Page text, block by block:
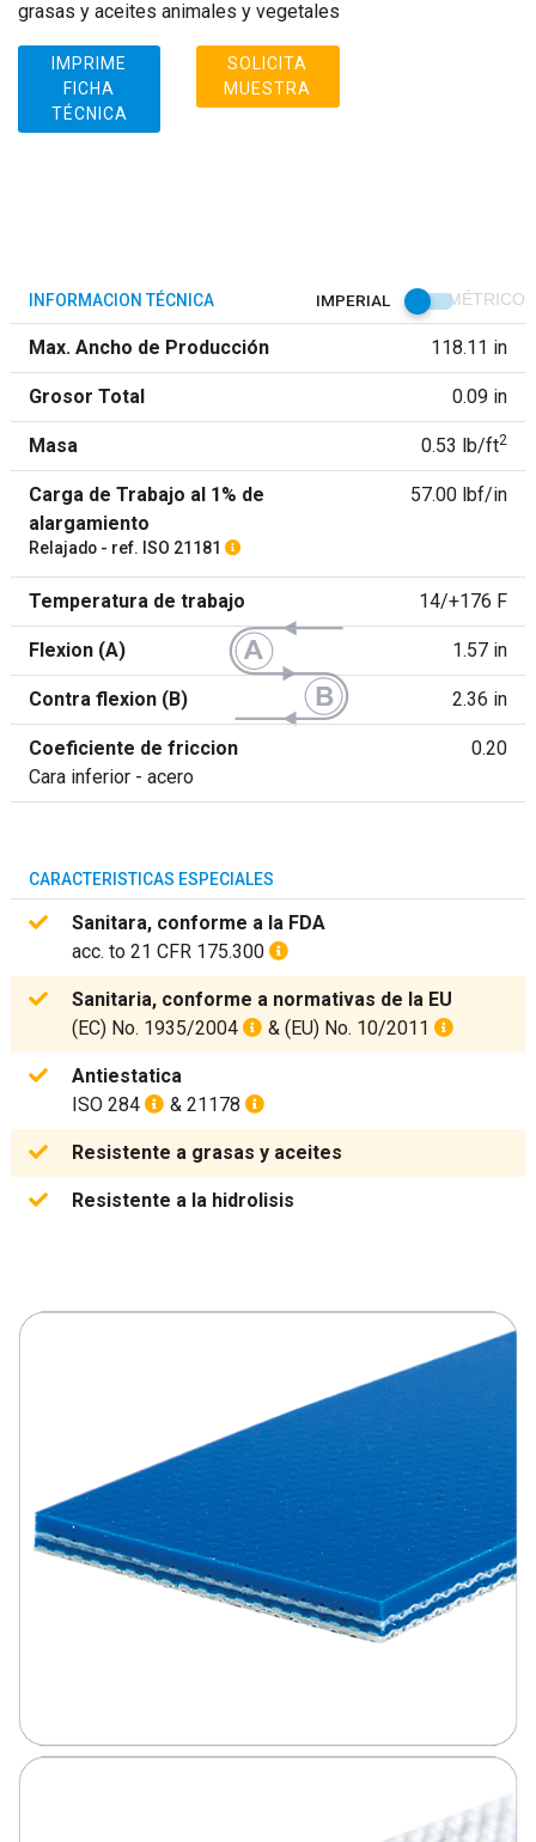
grasas y aceites animales y vegetales
IMPRIME
FICHA
TÉCNICA
SOLICITA
MUESTRA
INFORMACION TÉCNICA IMPERIAL MÉTRICO
Max. Ancho de Producción 118.11 in
Grosor Total 0.09 in
Masa 0.53 lb/ft2
Carga de Trabajo al 1% de
alargamiento
Relajado - ref. ISO 21181
57.00 lbf/in
Temperatura de trabajo 14/+176 F
Flexion (A) 1.57 in
Contra flexion (B) 2.36 in
Coeficiente de friccion
Cara inferior - acero
0.20
CARACTERISTICAS ESPECIALES
Sanitara, conforme a la FDA
acc. to 21 CFR 175.300
Sanitaria, conforme a normativas de la EU
(EC) No. 1935/2004
& (EU) No. 10/2011
Antiestatica
ISO 284
& 21178
Resistente a grasas y aceites
Resistente a la hidrolisis